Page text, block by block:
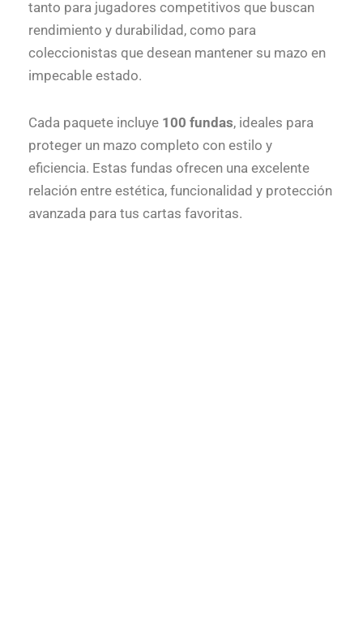
tanto para jugadores competitivos que buscan
rendimiento y durabilidad, como para
coleccionistas que desean mantener su mazo en
impecable estado.
Cada paquete incluye 100 fundas, ideales para
proteger un mazo completo con estilo y
eficiencia. Estas fundas ofrecen una excelente
relación entre estética, funcionalidad y protección
avanzada para tus cartas favoritas.